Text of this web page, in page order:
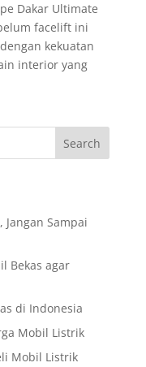
Dakar Ultimate
facelift ini
kekuatan
interior yang
Search
Sampai
Bekas agar
di Indonesia
Mobil Listrik
Mobil Listrik